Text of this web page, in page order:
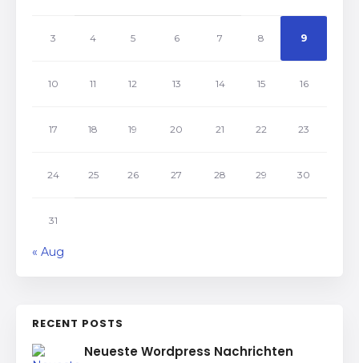
3 4 5 6 7 8 9
10 11 12 13 14 15 16
17 18 19 20 21 22 23
24 25 26 27 28 29 30
31
« Aug
RECENT POSTS
Neueste Wordpress Nachrichten